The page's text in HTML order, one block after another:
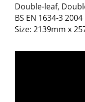
Double-leaf,
BS EN 1634-3 2004
Size: 2139mm x